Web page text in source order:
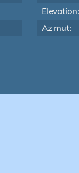
Elevation:
Azimut: